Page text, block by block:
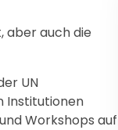
aber auch die
UN
Institutionen
Workshops auf